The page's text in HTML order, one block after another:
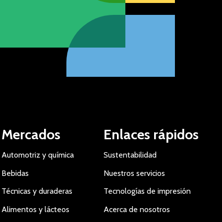
Mercados
Automotriz y química
Bebidas
Técnicas y duraderas
Alimentos y lácteos
Enlaces rápidos
Sustentabilidad
Nuestros servicios
Tecnologías de impresión
Acerca de nosotros